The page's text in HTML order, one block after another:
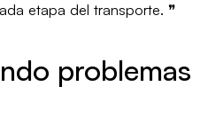
etapa del transporte. ❞
problemas